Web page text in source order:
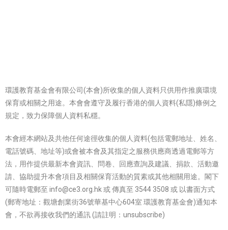
環護教育基金會有限公司(本會)所收集的個人資料只供用作推廣環境
保育或相關之用途。本會會遵守及履行香港的個人資料(私隱)條例之
規定，致力保障個人資料私穩。
本會經本網站及共他任何途徑收集的個人資料(包括電郵地址、姓名、
電話號碼、地址等)或會被本會及其指定之服務供應商透過電郵等方
法，用作提供最新本會資訊、問卷、回應查詢及建議、捐款、活動邀
請、協助提升本會項目及相關保育活動的質素或其他相關用途。閣下
可隨時電郵至 info@ce3.org.hk 或 傳真至 3544 3508 或 以書面方式
(郵寄地址：觀塘創業街36號華基中心604室 環護教育基金會)通知本
會，不欲再接收我們的通訊 (請註明：unsubscribe)